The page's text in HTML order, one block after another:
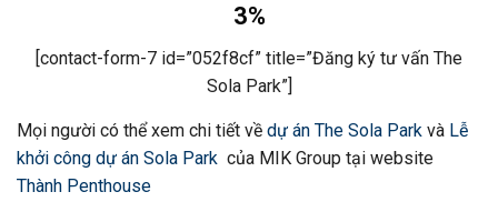
3%
[contact-form-7 id=”052f8cf” title=”Đăng ký tư vấn The
Sola Park”]
Mọi người có thể xem chi tiết về dự án The Sola Park và Lễ
khởi công dự án Sola Park của MIK Group tại website
Thành Penthouse